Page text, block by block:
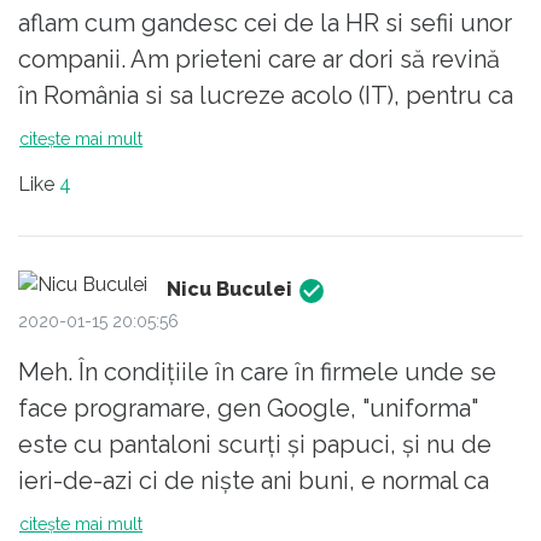
aflam cum gandesc cei de la HR si sefii unor
companii. Am prieteni care ar dori să revină
în România si sa lucreze acolo (IT), pentru ca
totusi Romania ramane locul de care te
citește mai mult
Like 4
Nicu Buculei
2020-01-15 20:05:56
Meh. În condițiile în care în firmele unde se
face programare, gen Google, "uniforma"
este cu pantaloni scurți și papuci, și nu de
ieri-de-azi ci de niște ani buni, e normal ca
omul să nu țină la codul vestimentar. De fapt
citește mai mult